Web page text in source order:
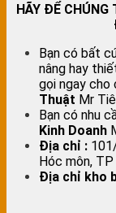
HÃY ĐỂ CHÚNG
Bạn có bất
nâng hay
gọi ngay cho
Thuật Mr
Bạn có nhu
Kinh Doanh
Địa chỉ :
Hóc môn,
Địa chỉ kho